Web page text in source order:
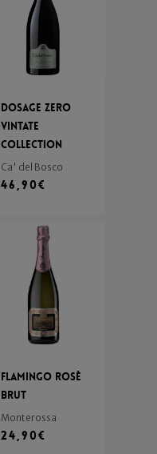
Dosage Zero
Vintate
Collection
Ca' del Bosco
46,90€
Flamingo Rosè
Brut
Monterossa
24,90€